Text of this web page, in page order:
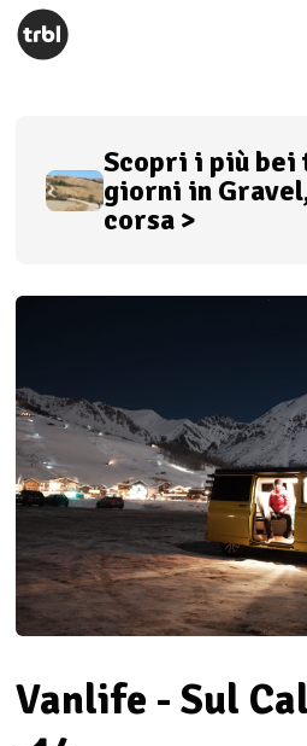
Scopri i più bei
giorni in
corsa >
Vanlife - Sul